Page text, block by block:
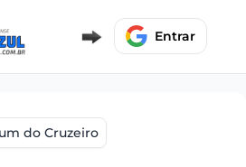
Entrar
do Cruzeiro